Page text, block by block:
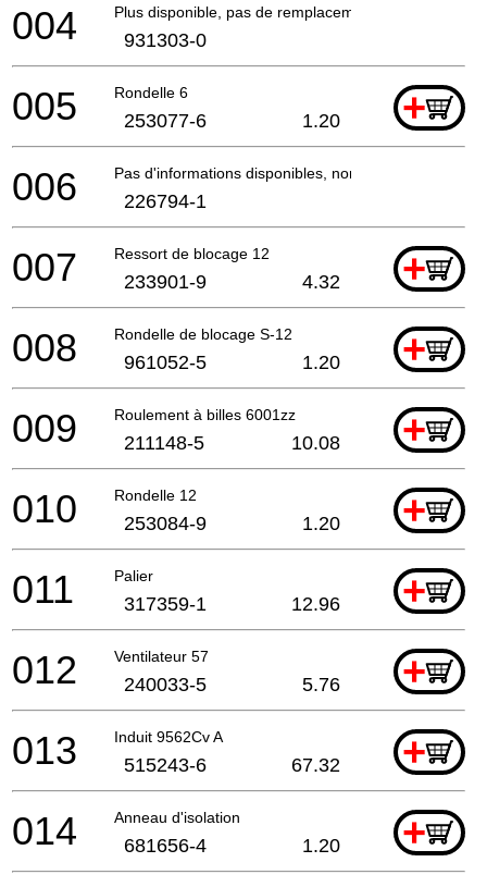
Plus disponible, pas de remplacement
004 931303-0
Rondelle 6 +
005 253077-6 1.20
Pas d'informations disponibles, non commandable
006 226794-1
Ressort de blocage 12 +
007 233901-9 4.32
Rondelle de blocage S-12 +
008 961052-5 1.20
Roulement à billes 6001zz +
009 211148-5 10.08
Rondelle 12 +
010 253084-9 1.20
Palier +
011 317359-1 12.96
Ventilateur 57 +
012 240033-5 5.76
Induit 9562Cv A +
013 515243-6 67.32
Anneau d'isolation +
014 681656-4 1.20